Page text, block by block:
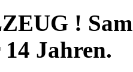
!
Jahren.